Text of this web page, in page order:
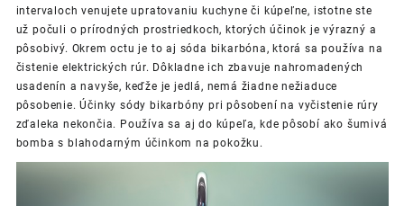
intervaloch venujete upratovaniu kuchyne či kúpeľne, istotne ste
už počuli o prírodných prostriedkoch, ktorých účinok je výrazný a
pôsobivý. Okrem octu je to aj sóda bikarbóna, ktorá sa používa na
čistenie elektrických rúr. Dôkladne ich zbavuje nahromadených
usadenín a navyše, keďže je jedlá, nemá žiadne nežiaduce
pôsobenie.Účinky sódy bikarbóny pri pôsobení na vyčistenie rúry
zďaleka nekončia. Používa sa aj do kúpeľa, kde pôsobí ako šumivá
bomba s blahodarným účinkom na pokožku.